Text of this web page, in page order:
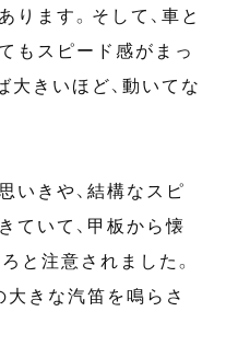
ります。そして、車と
もスピード感がまっ
大きいほど、動いてな
いきや、結構なスピ
ていて、甲板から懐
と注意されました。
大きな汽笛を鳴らさ